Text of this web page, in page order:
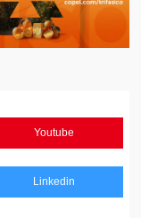
Youtube
Linkedin